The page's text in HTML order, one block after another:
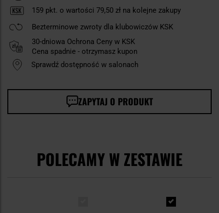
159 pkt. o wartości 79,50 zł na kolejne zakupy
Bezterminowe zwroty dla klubowiczów KSK
30-dniowa Ochrona Ceny w KSK
Cena spadnie - otrzymasz kupon
Sprawdź dostępność w salonach
ZAPYTAJ O PRODUKT
POLECAMY W ZESTAWIE